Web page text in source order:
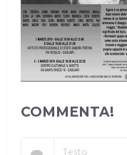
COMMENTA!